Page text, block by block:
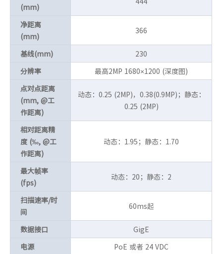
(mm)
净距离
(mm)
366
基线(mm)
230
分辨率
最高2MP 1680×1200 (深度图)
点对点距离
(mm, @工
作距离)
动态：0.25 (2MP)，0.38(0.9MP)；静态：
0.25 (2MP)
相对距离精
度 (‰, @工
作距离)
动态：1.95；静态：1.70
最大帧率
(fps)
动态：20；静态：2
扫描速率/时
间
60ms起
数据接口
GigE
电源
PoE 或者 24 VDC